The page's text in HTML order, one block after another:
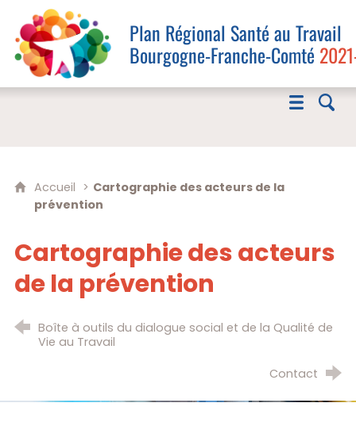
Plan Régional Santé au Travail
Bourgogne-Franche-Comté
Accueil
Cartographie des acteurs de la
prévention
Cartographie des acteurs
de la prévention
Boîte à outils du dialogue social et de la Qualité de
Vie au Travail
Contact